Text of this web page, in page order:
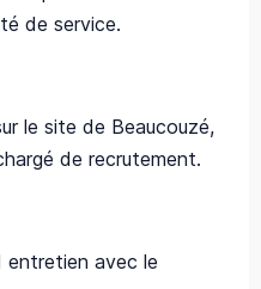
de service.
le site de Beaucouzé,
de recrutement.
entretien avec le